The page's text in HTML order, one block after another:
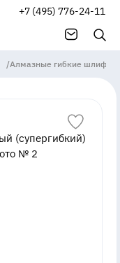
+7 (495) 776-24-11
/Алмазные гибкие